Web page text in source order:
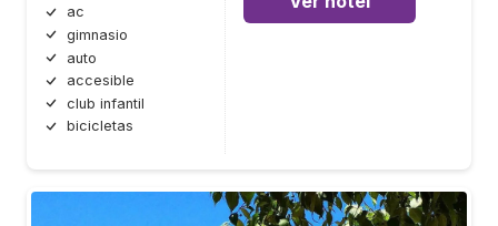
ac
gimnasio
auto
accesible
club infantil
bicicletas